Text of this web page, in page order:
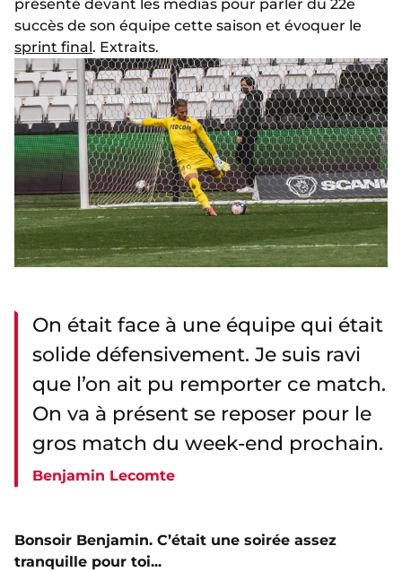
présenté devant les médias pour parler du 22e
succès de son équipe cette saison et évoquer le
sprint final. Extraits.
On était face à une équipe qui était
solide défensivement. Je suis ravi
que l’on ait pu remporter ce match.
On va à présent se reposer pour le
gros match du week-end prochain.
Benjamin Lecomte
Bonsoir Benjamin. C’était une soirée assez
tranquille pour toi...